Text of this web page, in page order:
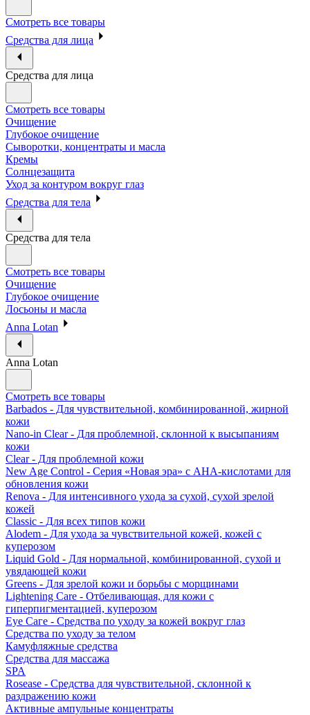
Смотреть все товары
Средства для лица
Средства для лица
Смотреть все товары
Очищение
Глубокое очищение
Сыворотки, концентраты и масла
Кремы
Солнцезащита
Уход за контуром вокруг глаз
Средства для тела
Средства для тела
Смотреть все товары
Очищение
Глубокое очищение
Лосьоны и масла
Anna Lotan
Anna Lotan
Смотреть все товары
Barbados - Для чувствительной, комбинированной, жирной
кожи
Nano-in Clear - Для проблемной, склонной к высыпаниям
кожи
Clear - Для проблемной кожи
New Age Control - Серия «Новая эра» с АНА-кислотами для
обновления кожи
Renova - Для интенсивного ухода за сухой, сухой зрелой
кожей
Classic - Для всех типов кожи
Alodem - Для ухода за чувствительной кожей, кожей с
куперозом
Liquid Gold - Для нормальной, комбинированной, сухой и
увядающей кожи
Greens - Для зрелой кожи и борьбы с морщинами
Lightening Care - Отбеливающая, для кожи с
гиперпигментацией, куперозом
Eye Саге - Средства по уходу за кожей вокруг глаз
Средства по уходу за телом
Камуфляжные средства
Средства для массажа
SPA
Rosease - Средства для чувствительной, склонной к
раздражению кожи
Активные ампульные концентраты